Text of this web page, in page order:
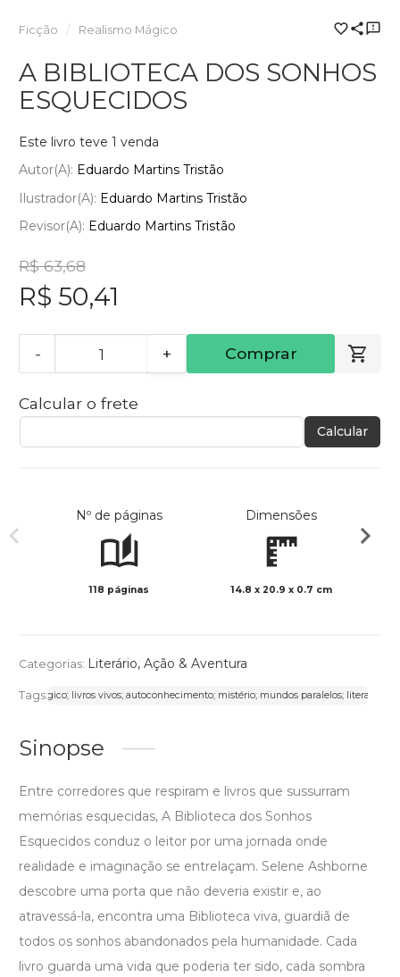
Ficção Realismo Mágico
A BIBLIOTECA DOS SONHOS
ESQUECIDOS
Este livro teve 1 venda
Autor(a): Eduardo Martins Tristão
Ilustrador(a): Eduardo Martins Tristão
Revisor(a): Eduardo Martins Tristão
R$ 63,68
R$ 50,41
- + Comprar
Calcular o frete
Calcular
Nº de páginas
118 páginas
Dimensões
14.8 x 20.9 x 0.7 cm
Categorias: Literário, Ação & Aventura
Tags:mágico; livros vivos; autoconhecimento; mistério; mundos paralelos; literatura
Sinopse
Entre corredores que respiram e livros que sussurram
memórias esquecidas, A Biblioteca dos Sonhos
Esquecidos conduz o leitor por uma jornada onde
realidade e imaginação se entrelaçam. Selene Ashborne
descobre uma porta que não deveria existir e, ao
atravessá-la, encontra uma Biblioteca viva, guardiã de
todos os sonhos abandonados pela humanidade. Cada
livro guarda uma vida que poderia ter sido, cada sombra